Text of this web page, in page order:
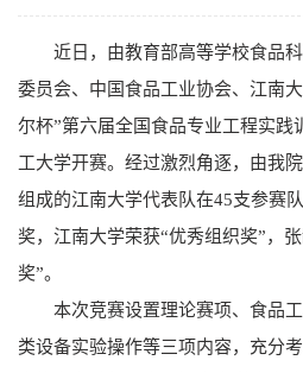
近日，由教育部高等学校食品
委员会、中国食品工业协会、江南
尔杯”第六届全国食品专业工程实践
工大学开赛。经过激烈角逐，由我
组成的江南大学代表队在45支参赛
奖，江南大学荣获“优秀组织奖”，
奖”。
本次竞赛设置理论赛项、食品
类设备实验操作等三项内容，充分